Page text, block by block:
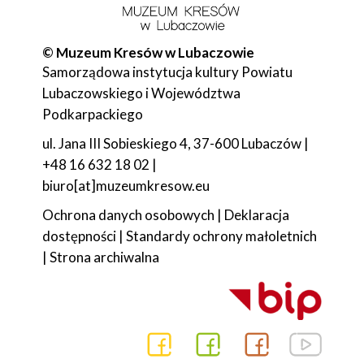
© Muzeum Kresów w Lubaczowie
Samorządowa instytucja kultury Powiatu
Lubaczowskiego i Województwa
Podkarpackiego
ul. Jana III Sobieskiego 4, 37-600 Lubaczów |
+48 16 632 18 02 |
biuro[at]muzeumkresow.eu
Ochrona danych osobowych | Deklaracja
dostępności | Standardy ochrony małoletnich
| Strona archiwalna